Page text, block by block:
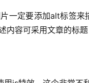
一定要添加alt标签来
内容可采用文章的标题